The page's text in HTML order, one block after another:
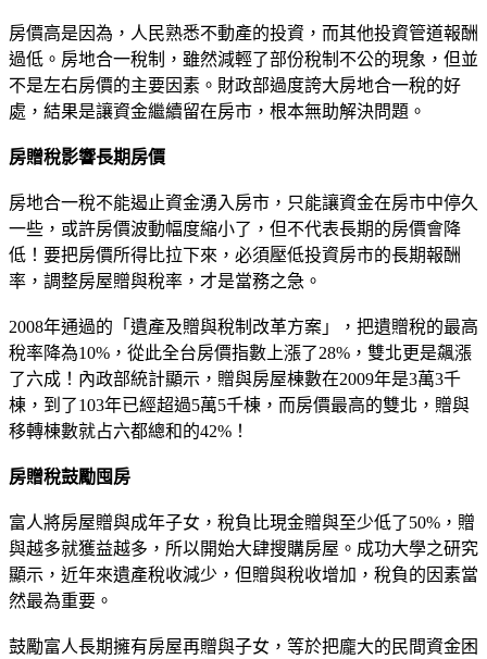
房價高是因為，人民熟悉不動產的投資，而其他投資管道報酬
過低。房地合一稅制，雖然減輕了部份稅制不公的現象，但並
不是左右房價的主要因素。財政部過度誇大房地合一稅的好
處，結果是讓資金繼續留在房市，根本無助解決問題。
房贈稅影響長期房價
房地合一稅不能遏止資金湧入房市，只能讓資金在房市中停久
一些，或許房價波動幅度縮小了，但不代表長期的房價會降
低！要把房價所得比拉下來，必須壓低投資房市的長期報酬
率，調整房屋贈與稅率，才是當務之急。
2008年通過的「遺產及贈與稅制改革方案」，把遺贈稅的最高
稅率降為10%，從此全台房價指數上漲了28%，雙北更是飆漲
了六成！內政部統計顯示，贈與房屋棟數在2009年是3萬3千
棟，到了103年已經超過5萬5千棟，而房價最高的雙北，贈與
移轉棟數就占六都總和的42%！
房贈稅鼓勵囤房
富人將房屋贈與成年子女，稅負比現金贈與至少低了50%，贈
與越多就獲益越多，所以開始大肆搜購房屋。成功大學之研究
顯示，近年來遺產稅收減少，但贈與稅收增加，稅負的因素當
然最為重要。
鼓勵富人長期擁有房屋再贈與子女，等於把龐大的民間資金困